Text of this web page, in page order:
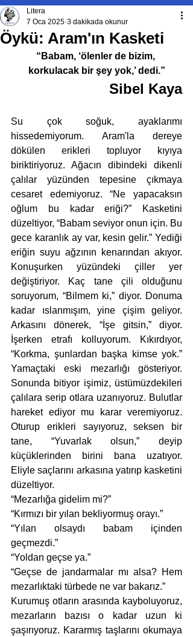
Öykü: Aram'ın Kasketi
Litera
7 Oca 2025 3 dakikada okunur
“Babam, ‘ölenler de bizim,
korkulacak bir şey yok,’ dedi.”
Sibel Kaya
Su çok soğuk, ayaklarımı
hissedemiyorum. Aram'la dereye
dökülen erikleri topluyor kıyıya
biriktiriyoruz. Ağacın dibindeki dikenli
çalılar yüzünden tepesine çıkmaya
cesaret edemiyoruz. “Ne yapacaksın
oğlum bu kadar eriği?” Kasketini
düzeltiyor, “Babam seviyor onun için. Bu
gece karanlık ay var, kesin gelir.” Yediği
eriğin suyu ağzının kenarından akıyor.
Konuşurken yüzündeki çiller yer
değiştiriyor. Kaç tane çili olduğunu
soruyorum, “Bilmem ki,” diyor. Donuma
kadar ıslanmışım, yine çişim geliyor.
Arkasını dönerek, “İşe gitsin,” diyor.
İşerken etrafı kolluyorum. Kıkırdıyor,
“Korkma, şunlardan başka kimse yok.”
Yamaçtaki eski mezarlığı gösteriyor.
Sonunda bitiyor işimiz, üstümüzdekileri
çalılara serip otlara uzanıyoruz. Bulutlar
hareket ediyor mu karar veremiyoruz.
Oturup erikleri sayıyoruz, seksen bir
tane, “Yuvarlak olsun,” deyip
küçüklerinden birini bana uzatıyor.
Eliyle saçlarını arkasına yatırıp kasketini
düzeltiyor.
“Mezarlığa gidelim mi?”
“Kırmızı bir yılan bekliyormuş orayı.”
“Yılan olsaydı babam içinden
geçmezdi.”
“Yoldan geçse ya.”
“Geçse de jandarmalar mı alsa? Hem
mezarlıktaki türbede ne var bakarız.”
Kurumuş otların arasında kayboluyoruz,
mezarların bazısı o kadar uzun ki
şaşırıyoruz. Kararmış taşlarını okumaya